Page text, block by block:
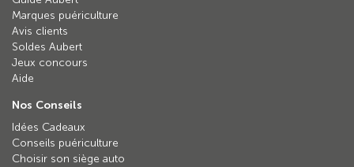
Marques puériculture
Avis clients
Soldes Aubert
Jeux concours
Aide
Nos Conseils
Idées Cadeaux
Conseils puériculture
Choisir son siège auto